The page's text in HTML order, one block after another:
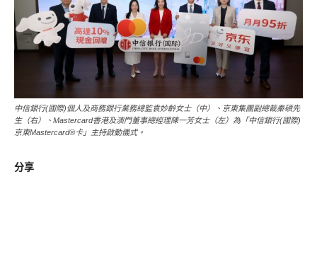
中信銀行(國際)個人及商務銀行業務總監袁妙齡女士（中）、京東集團副總裁秦碩先
生（右）、Mastercard香港及澳門董事總經理陳一芳女士（左）為「中信銀行(國際)
京東Mastercard®卡」主持啟動儀式。
分享